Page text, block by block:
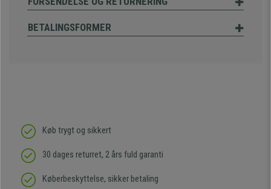
BETALINGSFORMER
Køb trygt og sikkert
30 dages returret, 2 års fuld garanti
Køberbeskyttelse, sikker betaling